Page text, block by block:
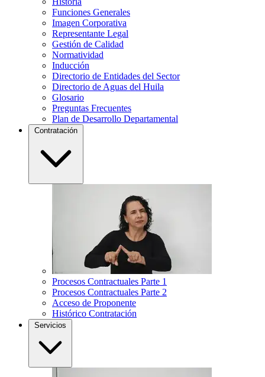
Funciones Generales
Imagen Corporativa
Representante Legal
Gestión de Calidad
Normatividad
Inducción
Directorio de Entidades del Sector
Directorio de Aguas del Huila
Glosario
Preguntas Frecuentes
Plan de Desarrollo Departamental
Contratación
Procesos Contractuales Parte 1
Procesos Contractuales Parte 2
Acceso de Proponente
Histórico Contratación
Servicios